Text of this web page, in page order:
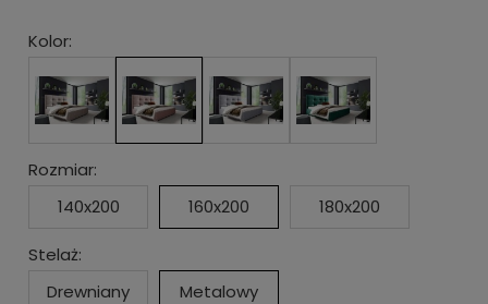
Kolor:
Rozmiar:
140x200
160x200 180x200
Stelaż:
Drewniany
Metalowy